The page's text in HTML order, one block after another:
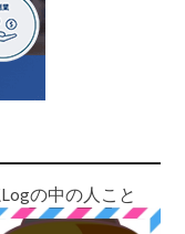
の中の人こと